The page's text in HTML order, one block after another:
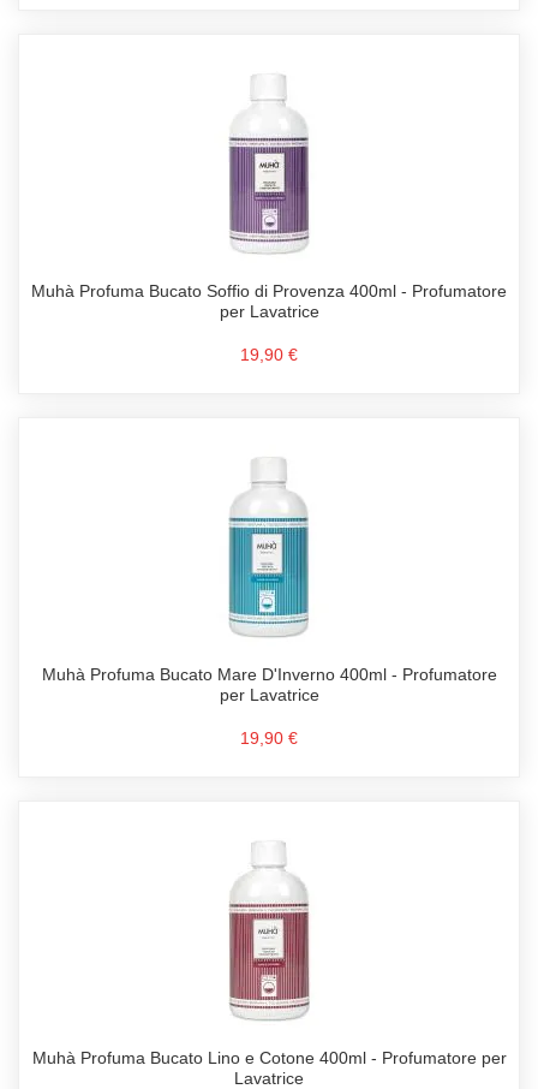
Muhà Profuma Bucato Soffio di Provenza 400ml - Profumatore
per Lavatrice
19,90 €
Muhà Profuma Bucato Mare D'Inverno 400ml - Profumatore
per Lavatrice
19,90 €
Muhà Profuma Bucato Lino e Cotone 400ml - Profumatore per
Lavatrice